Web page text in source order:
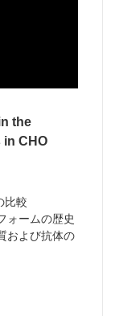
the
CHO
比較
ォームの歴史
および抗体の